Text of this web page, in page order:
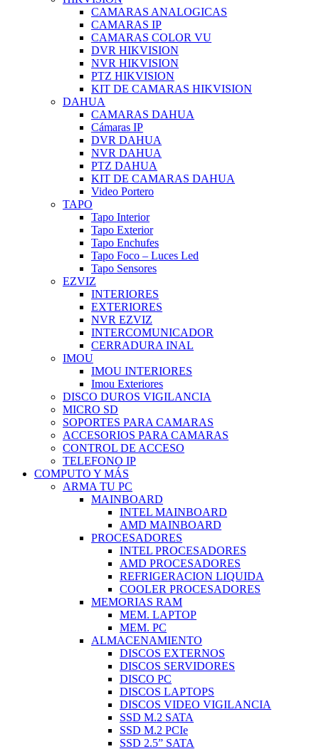
CAMARAS ANALOGICAS
CAMARAS IP
CAMARAS COLOR VU
DVR HIKVISION
NVR HIKVISION
PTZ HIKVISION
KIT DE CAMARAS HIKVISION
DAHUA
CAMARAS DAHUA
Cámaras IP
DVR DAHUA
NVR DAHUA
PTZ DAHUA
KIT DE CAMARAS DAHUA
Video Portero
TAPO
Tapo Interior
Tapo Exterior
Tapo Enchufes
Tapo Foco – Luces Led
Tapo Sensores
EZVIZ
INTERIORES
EXTERIORES
NVR EZVIZ
INTERCOMUNICADOR
CERRADURA INAL
IMOU
IMOU INTERIORES
Imou Exteriores
DISCO DUROS VIGILANCIA
MICRO SD
SOPORTES PARA CAMARAS
ACCESORIOS PARA CAMARAS
CONTROL DE ACCESO
TELEFONO IP
COMPUTO Y MÁS
ARMA TU PC
MAINBOARD
INTEL MAINBOARD
AMD MAINBOARD
PROCESADORES
INTEL PROCESADORES
AMD PROCESADORES
REFRIGERACION LIQUIDA
COOLER PROCESADORES
MEMORIAS RAM
MEM. LAPTOP
MEM. PC
ALMACENAMIENTO
DISCOS EXTERNOS
DISCOS SERVIDORES
DISCO PC
DISCOS LAPTOPS
DISCOS VIDEO VIGILANCIA
SSD M.2 SATA
SSD M.2 PCIe
SSD 2.5” SATA